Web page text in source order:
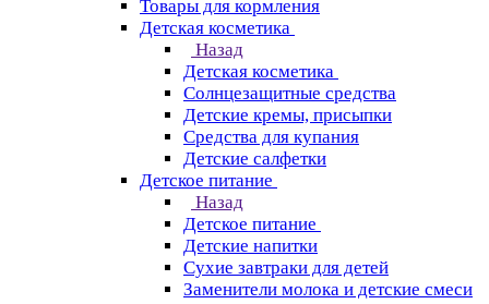
Товары для кормления
Детская косметика
Назад
Детская косметика
Солнцезащитные средства
Детские кремы, присыпки
Средства для купания
Детские салфетки
Детское питание
Назад
Детское питание
Детские напитки
Сухие завтраки для детей
Заменители молока и детские смеси